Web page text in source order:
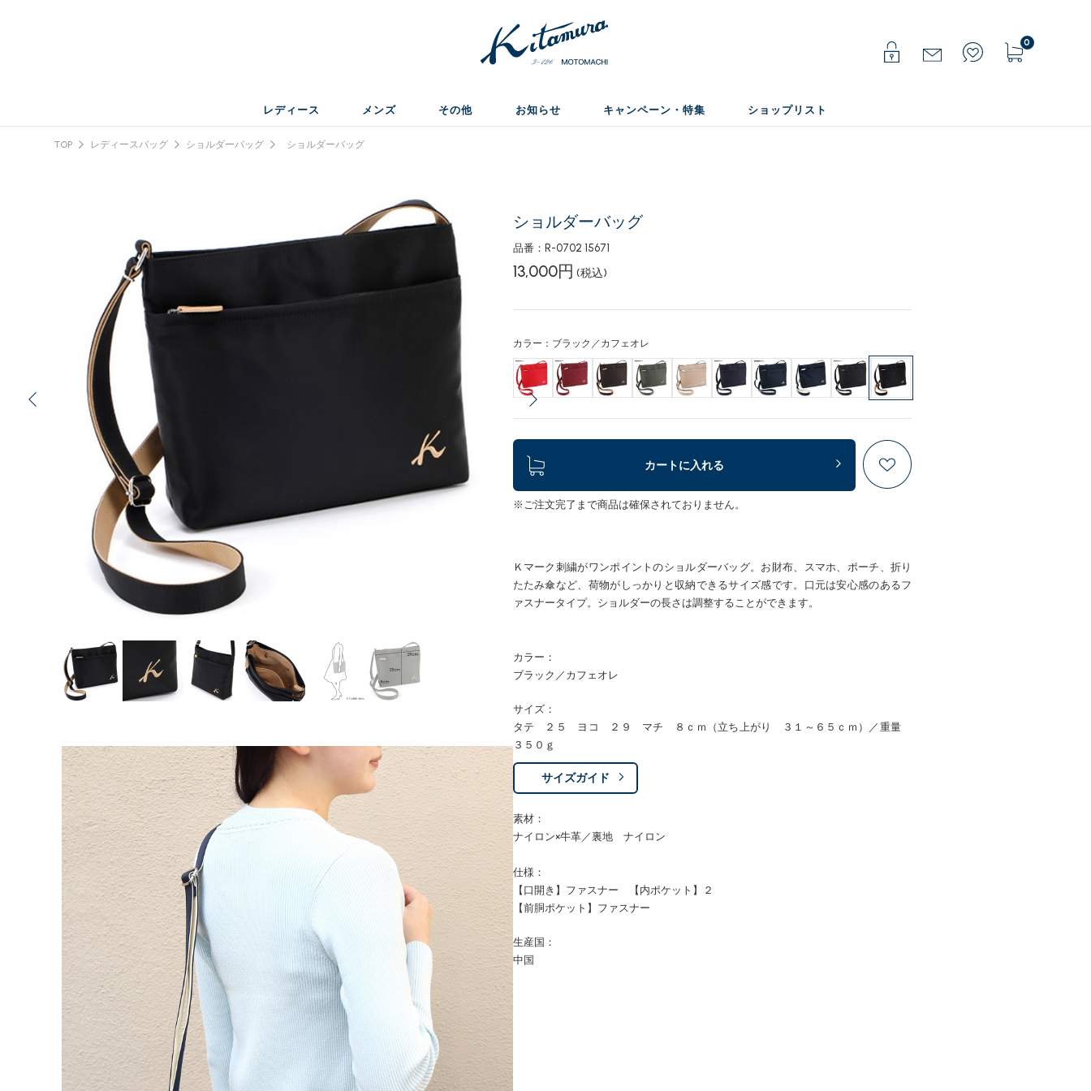
0
レディース メンズ その他 お知らせ キャンペーン・特集 ショップリスト
TOP レディースバッグ ショルダーバッグ ショルダーバッグ
ショルダーバッグ
品番：R-0702 15671
13,000円 (税込)
カラー：ブラック／カフェオレ
カートに入れる
※ご注文完了まで商品は確保されておりません。
Ｋマーク刺繍がワンポイントのショルダーバッグ。お財布、スマホ、ポーチ、折り
たたみ傘など、荷物がしっかりと収納できるサイズ感です。口元は安心感のあるフ
ァスナータイプ。ショルダーの長さは調整することができます。
カラー：
ブラック／カフェオレ
サイズ：
タテ ２５ ヨコ ２９ マチ ８ｃｍ（立ち上がり ３１～６５ｃｍ）／重量
３５０ｇ
サイズガイド
素材：
ナイロン×牛革／裏地 ナイロン
仕様：
【口開き】ファスナー 【内ポケット】２
【前胴ポケット】ファスナー
生産国：
中国